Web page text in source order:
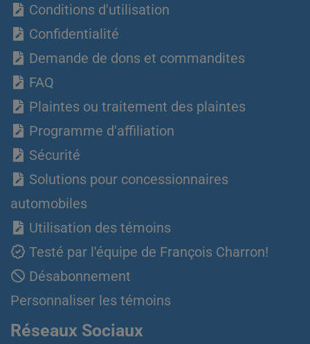
Conditions d'utilisation
Confidentialité
Demande de dons et commandites
FAQ
Plaintes ou traitement des plaintes
Programme d'affiliation
Sécurité
Solutions pour concessionnaires
automobiles
Utilisation des témoins
Testé par l'équipe de François Charron!
Désabonnement
Personnaliser les témoins
Réseaux Sociaux